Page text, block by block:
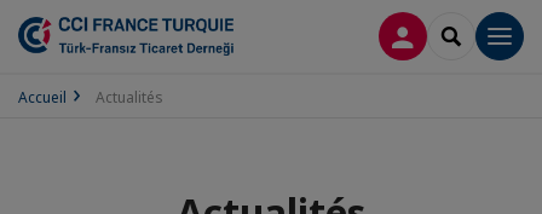
CONNEXION
Accueil Actualités